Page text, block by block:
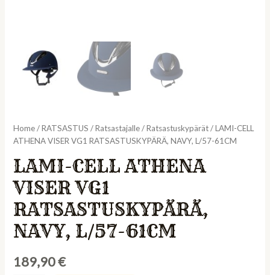
Home/RATSASTUS /Ratsastajalle/Ratsastuskypärät/ LAMI-CELL
ATHENA VISER VG1 RATSASTUSKYPÄRÄ, NAVY, L/57-61CM
LAMI-CELL ATHENA
VISER VG1
RATSASTUSKYPÄRÄ,
NAVY, L/57-61CM
189,90€